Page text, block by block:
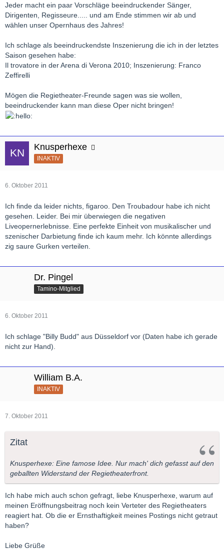
Jeder macht ein paar Vorschläge beeindruckender Sänger,
Dirigenten, Regisseure..... und am Ende stimmen wir ab und
wählen unser Opernhaus des Jahres!
Ich schlage als beeindruckendste Inszenierung die ich in der letztes
Saison gesehen habe:
Il trovatore in der Arena di Verona 2010; Inszenierung: Franco
Zeffirelli
Mögen die Regietheater-Freunde sagen was sie wollen,
beeindruckender kann man diese Oper nicht bringen!
Knusperhexe
INAKTIV
6. Oktober 2011
Ich finde da leider nichts, figaroo. Den Troubadour habe ich nicht
gesehen. Leider. Bei mir überwiegen die negativen
Liveopernerlebnisse. Eine perfekte Einheit von musikalischer und
szenischer Darbietung finde ich kaum mehr. Ich könnte allerdings
zig saure Gurken verteilen.
Dr. Pingel
Tamino-Mitglied
6. Oktober 2011
Ich schlage "Billy Budd" aus Düsseldorf vor (Daten habe ich gerade
nicht zur Hand).
William B.A.
INAKTIV
7. Oktober 2011
Zitat
Knusperhexe: Eine famose Idee. Nur mach' dich gefasst auf den
geballten Widerstand der Regietheaterfront.
Ich habe mich auch schon gefragt, liebe Knusperhexe, warum auf
meinen Eröffnungsbeitrag noch kein Verteter des Regietheaters
reagiert hat. Ob die er Ernsthaftigkeit meines Postings nicht getraut
haben?
Liebe Grüße